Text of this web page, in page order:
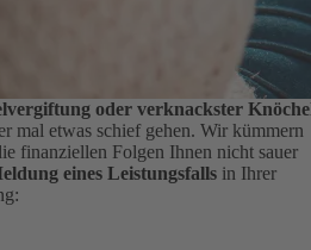
oder verknackster
mal etwas schief gehen. Wir kümmern
finanziellen Folgen Ihnen nicht sauer
eines Leistungsfalls in Ihrer